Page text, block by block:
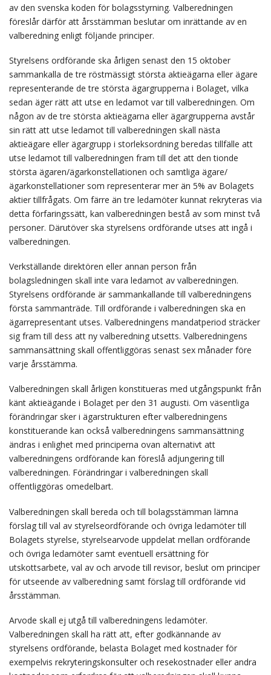
av den svenska koden för bolagsstyrning. Valberedningen
föreslår därför att årsstämman beslutar om inrättande av en
valberedning enligt följande principer.
Styrelsens ordförande ska årligen senast den 15 oktober
sammankalla de tre röstmässigt största aktieägarna eller ägare
representerande de tre största ägargrupperna i Bolaget, vilka
sedan äger rätt att utse en ledamot var till valberedningen. Om
någon av de tre största aktieägarna eller ägargrupperna avstår
sin rätt att utse ledamot till valberedningen skall nästa
aktieägare eller ägargrupp i storleksordning beredas tillfälle att
utse ledamot till valberedningen fram till det att den tionde
största ägaren/ägarkonstellationen och samtliga ägare/
ägarkonstellationer som representerar mer än 5% av Bolagets
aktier tillfrågats. Om färre än tre ledamöter kunnat rekryteras via
detta förfaringssätt, kan valberedningen bestå av som minst två
personer. Därutöver ska styrelsens ordförande utses att ingå i
valberedningen.
Verkställande direktören eller annan person från
bolagsledningen skall inte vara ledamot av valberedningen.
Styrelsens ordförande är sammankallande till valberedningens
första sammanträde. Till ordförande i valberedningen ska en
ägarrepresentant utses. Valberedningens mandatperiod sträcker
sig fram till dess att ny valberedning utsetts. Valberedningens
sammansättning skall offentliggöras senast sex månader före
varje årsstämma.
Valberedningen skall årligen konstitueras med utgångspunkt från
känt aktieägande i Bolaget per den 31 augusti. Om väsentliga
förändringar sker i ägarstrukturen efter valberedningens
konstituerande kan också valberedningens sammansättning
ändras i enlighet med principerna ovan alternativt att
valberedningens ordförande kan föreslå adjungering till
valberedningen. Förändringar i valberedningen skall
offentliggöras omedelbart.
Valberedningen skall bereda och till bolagsstämman lämna
förslag till val av styrelseordförande och övriga ledamöter till
Bolagets styrelse, styrelsearvode uppdelat mellan ordförande
och övriga ledamöter samt eventuell ersättning för
utskottsarbete, val av och arvode till revisor, beslut om principer
för utseende av valberedning samt förslag till ordförande vid
årsstämman.
Arvode skall ej utgå till valberedningens ledamöter.
Valberedningen skall ha rätt att, efter godkännande av
styrelsens ordförande, belasta Bolaget med kostnader för
exempelvis rekryteringskonsulter och resekostnader eller andra